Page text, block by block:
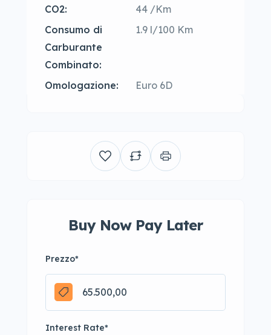
CO2:
44 /Km
Consumo di
Carburante
Combinato:
1.9 l/100 Km
Omologazione: Euro 6D
Buy Now Pay Later
Prezzo*
Interest Rate*